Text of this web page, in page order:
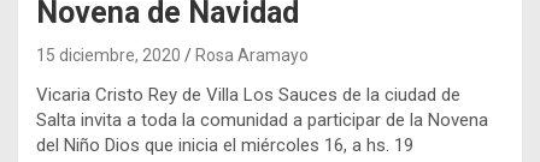
Novena de Navidad
15 diciembre, 2020 Rosa Aramayo
Vicaria Cristo Rey de Villa Los Sauces de la ciudad de
Salta invita a toda la comunidad a participar de la Novena
del Niño Dios que inicia el miércoles 16, a hs. 19